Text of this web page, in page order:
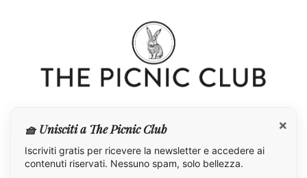
×
🧺 Unisciti a The Picnic Club
Iscriviti gratis per ricevere la newsletter e accedere ai
contenuti riservati. Nessuno spam, solo bellezza.